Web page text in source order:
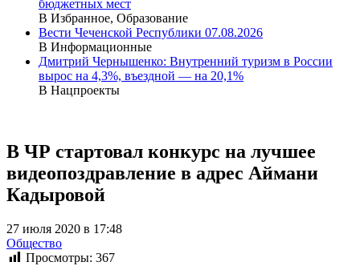
бюджетных мест
В Избранное, Образование
Вести Чеченской Республики 07.08.2026
В Информационные
Дмитрий Чернышенко: Внутренний туризм в России
вырос на 4,3%, въездной — на 20,1%
В Нацпроекты
В ЧР стартовал конкурс на лучшее
видеопоздравление в адрес Аймани
Кадыровой
27 июля 2020 в 17:48
Общество
Просмотры: 367